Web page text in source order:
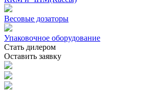
Весовые дозаторы
Упаковочное оборудование
Стать дилером
Оставить заявку